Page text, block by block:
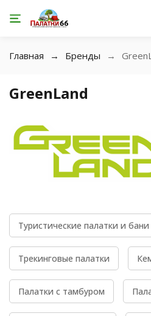
Главная Бренды
GreenLand
Туристические палатки и бани
Трекинговые палатки
Палатки с тамбуром